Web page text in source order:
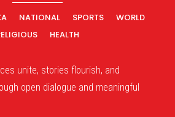
NATIONAL SPORTS
WORLD
HEALTH
unite, stories flourish, and
open dialogue and meaningful